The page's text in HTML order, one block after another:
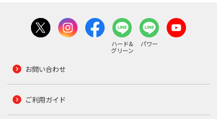
ハード&
グリーン
パワー
お問い合わせ
ご利用ガイド